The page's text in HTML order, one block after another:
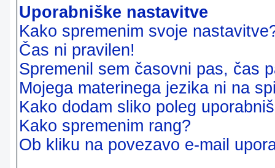
Uporabniške nastavitve
Kako spremenim svoje
Čas ni pravilen!
Spremenil sem časovni pas, čas
Mojega materinega jezika ni na
Kako dodam sliko poleg
Kako spremenim rang?
Ob kliku na povezavo e-mail